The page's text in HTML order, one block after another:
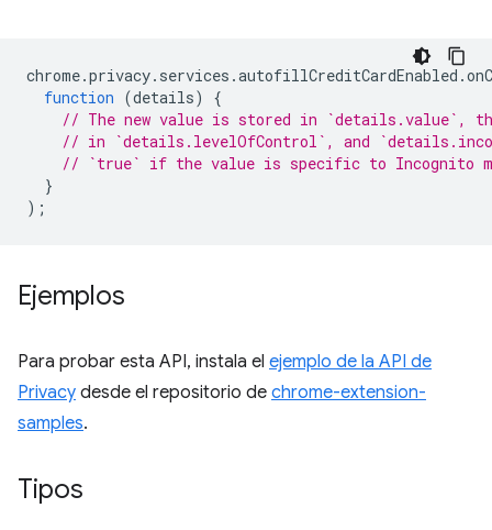
chrome.privacy. services .autofillCreditCardEnabled .
function (details)
{
// The new value is stored in `details.value`,
// in `details.levelOfControl`, and
// `true` if the value is specific to Incognito
}
);
Ejemplos
Para probar esta API, instala el ejemplo de la API de
Privacy desde el repositorio de chrome-extension-
samples.
Tipos